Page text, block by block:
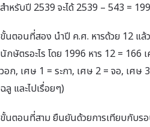
สำหรับปี 2539 จะได้ 2539 – 543 =
ขั้นตอนที่สอง นำปี ค.ศ. หารด้วย 12 แล้
นักษัตรอะไร โดย 1996 หาร 12 = 166
วอก, เศษ 1 = ระกา, เศษ 2 = จอ, เศษ
ฉลู และไปเรื่อยๆ)
ขั้นตอนที่สาม ยืนยันด้วยการเทียบกับ